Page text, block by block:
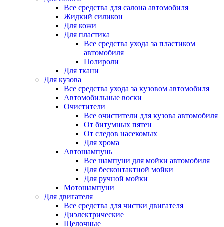
Все средства для салона автомобиля
Жидкий силикон
Для кожи
Для пластика
Все средства ухода за пластиком
автомобиля
Полироли
Для ткани
Для кузова
Все средства ухода за кузовом автомобиля
Автомобильные воски
Очистители
Все очистители для кузова автомобиля
От битумных пятен
От следов насекомых
Для хрома
Автошампунь
Все шампуни для мойки автомобиля
Для бесконтактной мойки
Для ручной мойки
Мотошампуни
Для двигателя
Все средства для чистки двигателя
Диэлектрические
Щелочные